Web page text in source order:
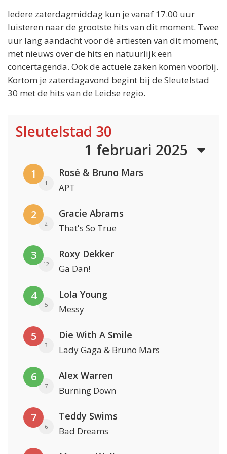
Iedere zaterdagmiddag kun je vanaf 17.00 uur
luisteren naar de grootste hits van dit moment. Twee
uur lang aandacht voor dé artiesten van dit moment,
met nieuws over de hits en natuurlijk een
concertagenda. Ook de actuele zaken komen voorbij.
Kortom je zaterdagavond begint bij de Sleutelstad
30 met de hits van de Leidse regio.
Sleutelstad 30
1 februari 2025
1
1
Rosé & Bruno Mars
APT
2
2
Gracie Abrams
That's So True
3
12
Roxy Dekker
Ga Dan!
4
5
Lola Young
Messy
5
3
Die With A Smile
Lady Gaga & Bruno Mars
6
7
Alex Warren
Burning Down
7
6
Teddy Swims
Bad Dreams